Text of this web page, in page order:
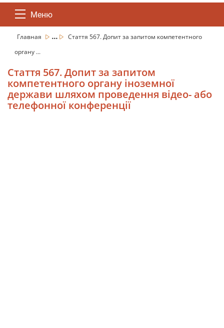
Меню
Главная ...
Стаття 567. Допит за запитом компетентного
органу ...
Стаття 567. Допит за запитом
компетентного органу іноземної
держави шляхом проведення відео- або
телефонної конференції